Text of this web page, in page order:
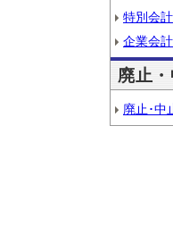
特別会計
企業会計
廃止
廃止･中